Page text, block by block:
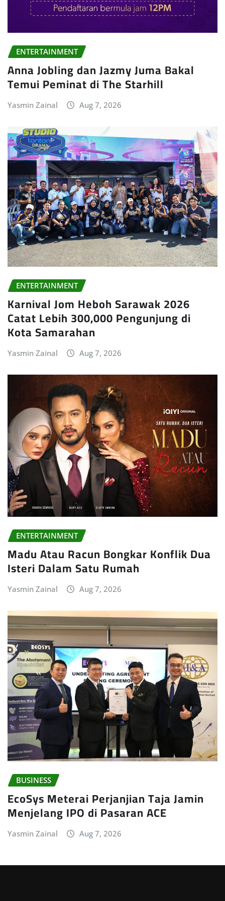
ENTERTAINMENT
Anna Jobling dan Jazmy Juma Bakal
Temui Peminat di The Starhill
Yasmin Zainal Aug 7, 2026
ENTERTAINMENT
Karnival Jom Heboh Sarawak 2026
Catat Lebih 300,000 Pengunjung di
Kota Samarahan
Yasmin Zainal Aug 7, 2026
ENTERTAINMENT
Madu Atau Racun Bongkar Konflik Dua
Isteri Dalam Satu Rumah
Yasmin Zainal Aug 7, 2026
BUSINESS
EcoSys Meterai Perjanjian Taja Jamin
Menjelang IPO di Pasaran ACE
Yasmin Zainal Aug 7, 2026